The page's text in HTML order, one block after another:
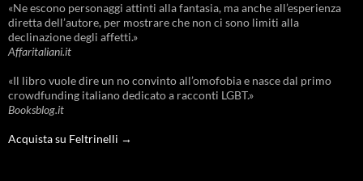
«Ne escono personaggi attinti alla fantasia, ma anche all’esperienza
diretta dell’autore, per mostrare che non ci sono limiti alla
declinazione degli affetti.»
Affaritaliani.it
«Il libro vuole dire un no convinto all’omofobia e nasce dal primo
crowdfunding italiano dedicato a racconti LGBT.»
Booksblog.it
Acquista su Feltrinelli →